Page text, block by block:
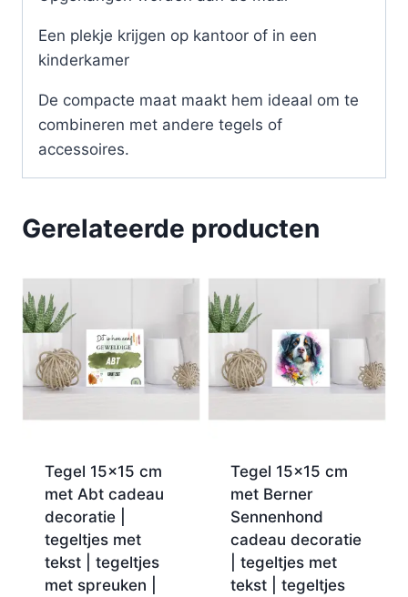
Een plekje krijgen op kantoor of in een
kinderkamer
De compacte maat maakt hem ideaal om te
combineren met andere tegels of
accessoires.
Gerelateerde producten
Tegel 15×15 cm
met Abt cadeau
decoratie |
tegeltjes met
tekst | tegeltjes
met spreuken |
Tegel 15×15 cm
met Berner
Sennenhond
cadeau decoratie
| tegeltjes met
tekst | tegeltjes